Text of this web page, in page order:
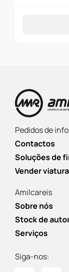
Pedidos de
Contactos
Soluções de
Vender viatura
Amilcareis
Sobre nós
Stock de
Serviços
Siga-nos: